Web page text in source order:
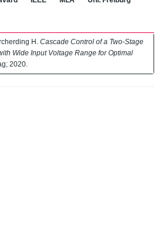
H. Cascade Control of a Two-Stage
Wide Input Voltage Range for Optimal
2020.